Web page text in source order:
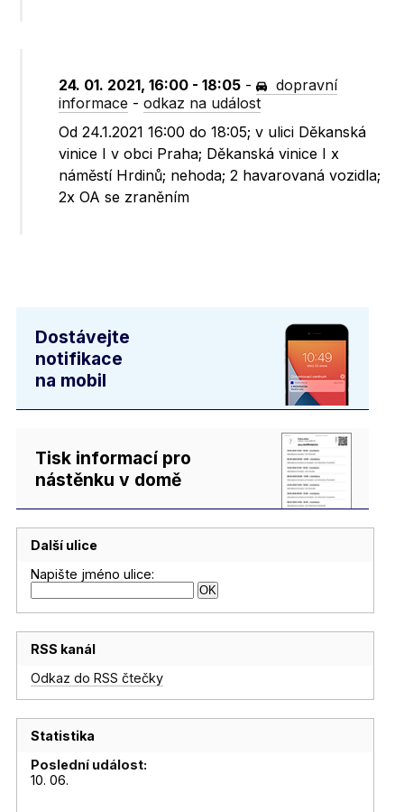
24. 01. 2021, 16:00 - 18:05 -
dopravní
informace -odkaz na událost
Od 24.1.2021 16:00 do 18:05; v ulici Děkanská
vinice I v obci Praha; Děkanská vinice I x
náměstí Hrdinů; nehoda; 2 havarovaná vozidla;
2x OA se zraněním
Dostávejte
notifikace
na mobil
Tisk informací pro
nástěnku v domě
Další ulice
Napište jméno ulice:
RSS kanál
Odkaz do RSS čtečky
Statistika
Poslední událost:
10. 06.